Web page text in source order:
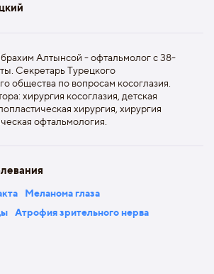
Алтынсой - офтальмолог с 38-
Секретарь Турецкого
общества по вопросам косоглазия.
хирургия косоглазия, детская
хирургия, хирургия
офтальмология.
Меланома глаза
Атрофия зрительного нерва